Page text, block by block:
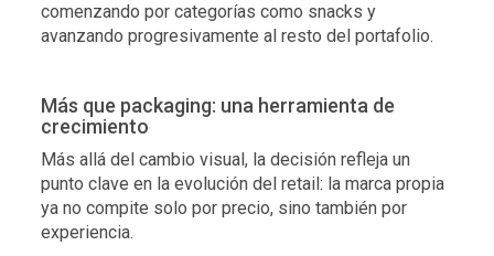
comenzando por categorías como snacks y
avanzando progresivamente al resto del portafolio.
Más que packaging: una herramienta de
crecimiento
Más allá del cambio visual, la decisión refleja un
punto clave en la evolución del retail: la marca propia
ya no compite solo por precio, sino también por
experiencia.